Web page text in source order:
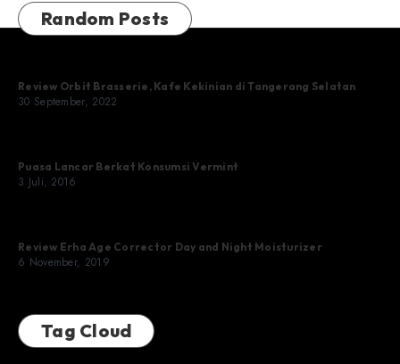
Random Posts
Review Orbit Brasserie, Kafe Kekinian di Tangerang Selatan
30 September, 2022
Puasa Lancar Berkat Konsumsi Vermint
3 Juli, 2016
Review Erha Age Corrector Day and Night Moisturizer
6 November, 2019
Tag Cloud